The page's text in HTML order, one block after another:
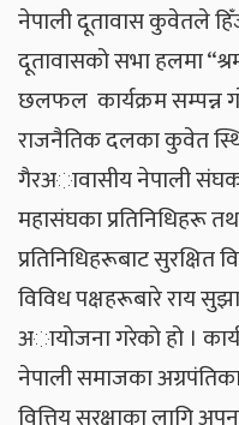
नेपाली दूतावास कुवेतले
दूतावासको सभा हलमा
छलफल कार्यक्रम सम्पन्न
राजनैतिक दलका कुवेत
गैरअावासीय नेपाली
महासंघका प्रतिनिधिहरू
प्रतिनिधिहरूबाट सुरक्षित
विविध पक्षहरूबारे राय
अायोजना गरेको हो ।
नेपाली समाजका